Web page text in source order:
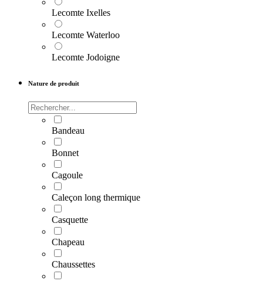
Lecomte Ixelles
Lecomte Waterloo
Lecomte Jodoigne
Nature de produit
Bandeau
Bonnet
Cagoule
Caleçon long thermique
Casquette
Chapeau
Chaussettes